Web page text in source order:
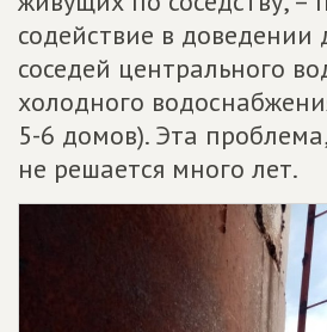
содействие в доведении
соседей центрального
холодного
5-6 домов). Эта
не решается много лет.